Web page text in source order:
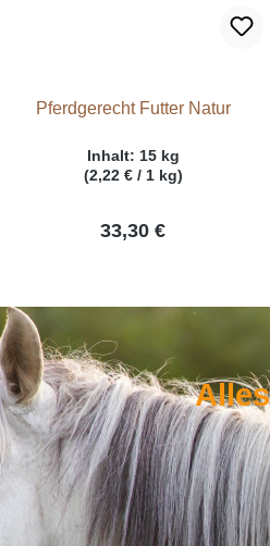
Pferdgerecht Futter Natur
Inhalt: 15 kg
(2,22 € / 1 kg)
33,30 €